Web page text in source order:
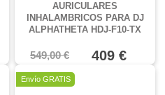
AURICULARES
INHALAMBRICOS PARA DJ
ALPHATHETA HDJ-F10-TX
549,00 € 409 €
Oferta
Envío GRATIS